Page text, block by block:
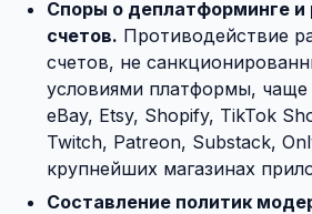
Споры о деплатформинге и
счетов. Противодействие
счетов, не
условиями платформы, чаще
eBay, Etsy, Shopify, TikTok
Twitch, Patreon, Substack,
крупнейших магазинах
Составление политик